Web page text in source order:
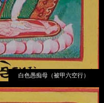
白色愚痴母（被甲六空行）